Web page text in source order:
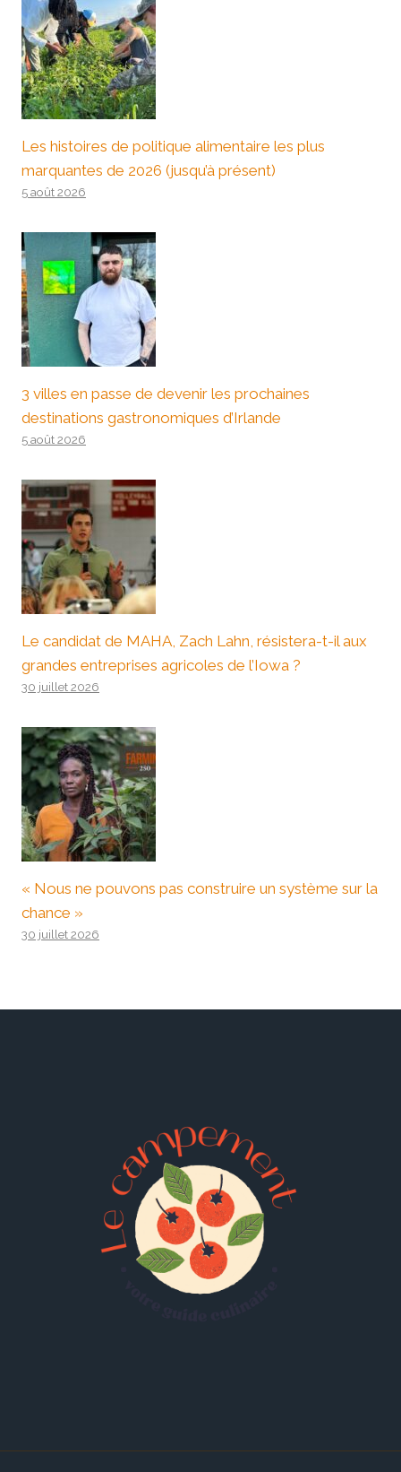
Les histoires de politique alimentaire les plus
marquantes de 2026 (jusqu’à présent)
5 août 2026
3 villes en passe de devenir les prochaines
destinations gastronomiques d’Irlande
5 août 2026
Le candidat de MAHA, Zach Lahn, résistera-t-il aux
grandes entreprises agricoles de l’Iowa ?
30 juillet 2026
« Nous ne pouvons pas construire un système sur la
chance »
30 juillet 2026